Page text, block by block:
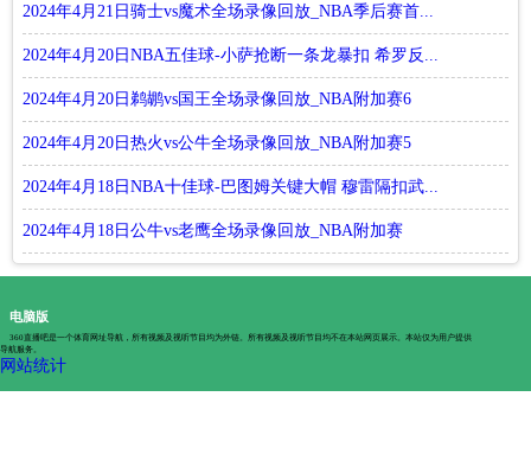
2024年4月21日骑士vs魔术全场录像回放_NBA季后赛首...
2024年4月20日NBA五佳球-小萨抢断一条龙暴扣 希罗反...
2024年4月20日鹈鹕vs国王全场录像回放_NBA附加赛6
2024年4月20日热火vs公牛全场录像回放_NBA附加赛5
2024年4月18日NBA十佳球-巴图姆关键大帽 穆雷隔扣武...
2024年4月18日公牛vs老鹰全场录像回放_NBA附加赛
电脑版
360直播吧是一个体育网址导航，所有视频及视听节目均为外链。所有视频及视听节目均不在本站网页展示。本站仅为用户提供
导航服务。
网站统计